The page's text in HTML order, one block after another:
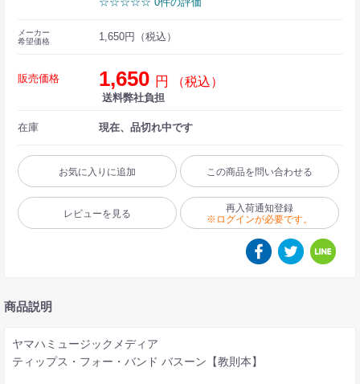
メーカー
希望価格
1,650円（税込）
販売価格 1,650 円 （税込）
送料弊社負担
在庫 現在、品切れ中です
お気に入りに追加 この商品を問い合わせる
レビューを見る
再入荷通知登録
※ログインが必要です。
商品説明
ヤマハミュージックメディア
ティップス・フォー・バンド バスーン【教則本】